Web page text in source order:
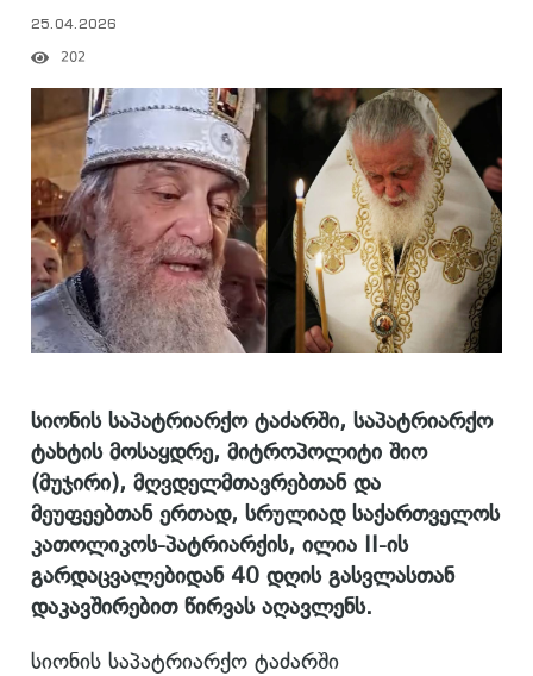
25.04.2026
202
სიონის საპატრიარქო ტაძარში, საპატრიარქო
ტახტის მოსაყდრე, მიტროპოლიტი შიო
(მუჯირი), მღვდელმთავრებთან და
მეუფეებთან ერთად, სრულიად საქართველოს
კათოლიკოს-პატრიარქის, ილია II-ის
გარდაცვალებიდან 40 დღის გასვლასთან
დაკავშირებით წირვას აღავლენს.
სიონის საპატრიარქო ტაძარში